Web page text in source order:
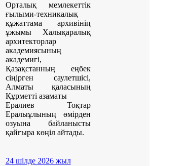
Орталық мемлекеттік
ғылыми-техникалық
құжаттама архивінің
ұжымы Халықаралық
архитекторлар
академиясының
академигі,
Қазақстанның еңбек
сіңірген саулетшісі,
Алматы қаласының
Құрметті азаматы
Ералиев Тоқтар
Ералыұлының өмірден
озуына байланысты
қайғыра көңіл айтады.
24 шілде 2026 жыл